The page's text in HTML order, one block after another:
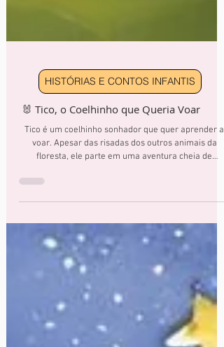
HISTÓRIAS E CONTOS INFANTIS
🐰 Tico, o Coelhinho que Queria Voar
Tico é um coelhinho sonhador que quer aprender a
voar. Apesar das risadas dos outros animais da
descobertas e encontra formas criativas de se
aproximar do seu sonho.